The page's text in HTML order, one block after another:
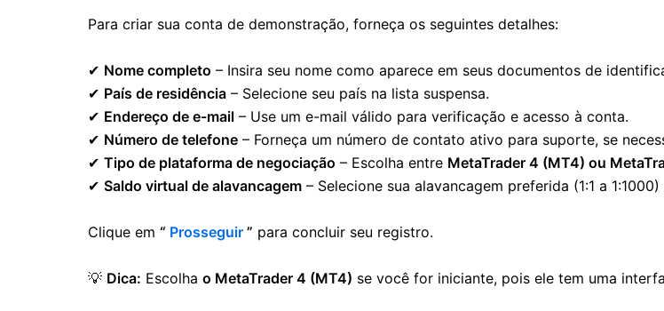
Para criar sua conta de demonstração, forneça os seguintes detalhes:
✔ Nome completo – Insira seu nome como aparece em seus documentos de
✔ País de residência – Selecione seu país na lista suspensa.
✔ Endereço de e-mail – Use um e-mail válido para verificação e acesso à conta.
✔ Número de telefone – Forneça um número de contato ativo para suporte, se
✔ Tipo de plataforma de negociação – Escolha entre MetaTrader 4 (MT4) ou
✔ Saldo virtual de alavancagem – Selecione sua alavancagem preferida (1:1 a
Clique em “ Prosseguir ” para concluir seu registro.
💡 Dica: Escolha o MetaTrader 4 (MT4) se você for iniciante, pois ele tem uma